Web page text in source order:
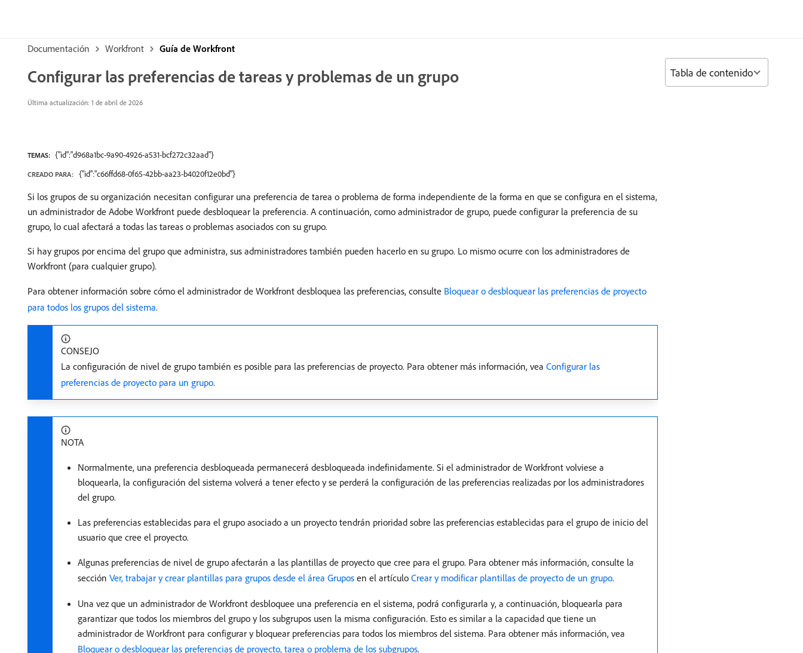
Documentación Workfront Guía de Workfront
Configurar las preferencias de tareas y problemas de un grupo
Última actualización: 1 de abril de 2026
TEMAS: {"id":"d968a1bc-9a90-4926-a531-bcf272c32aad"}
CREADO PARA: {"id":"c66ffd68-0f65-42bb-aa23-b4020f12e0bd"}
Si los grupos de su organización necesitan configurar una preferencia de tarea o problema de forma independiente de la forma en que se configura en el sistema,
un administrador de Adobe Workfront puede desbloquear la preferencia. A continuación, como administrador de grupo, puede configurar la preferencia de su
grupo, lo cual afectará a todas las tareas o problemas asociados con su grupo.
Si hay grupos por encima del grupo que administra, sus administradores también pueden hacerlo en su grupo. Lo mismo ocurre con los administradores de
Workfront (para cualquier grupo).
Para obtener información sobre cómo el administrador de Workfront desbloquea las preferencias, consulte Bloquear o desbloquear las preferencias de proyecto
para todos los grupos del sistema.
CONSEJO
La configuración de nivel de grupo también es posible para las preferencias de proyecto. Para obtener más información, vea Configurar las
preferencias de proyecto para un grupo.
NOTA
Normalmente, una preferencia desbloqueada permanecerá desbloqueada indefinidamente. Si el administrador de Workfront volviese a
bloquearla, la configuración del sistema volverá a tener efecto y se perderá la configuración de las preferencias realizadas por los administradores
del grupo.
Las preferencias establecidas para el grupo asociado a un proyecto tendrán prioridad sobre las preferencias establecidas para el grupo de inicio del
usuario que cree el proyecto.
Algunas preferencias de nivel de grupo afectarán a las plantillas de proyecto que cree para el grupo. Para obtener más información, consulte la
sección Ver, trabajar y crear plantillas para grupos desde el área Grupos en el artículo Crear y modificar plantillas de proyecto de un grupo.
Una vez que un administrador de Workfront desbloquee una preferencia en el sistema, podrá configurarla y, a continuación, bloquearla para
garantizar que todos los miembros del grupo y los subgrupos usen la misma configuración. Esto es similar a la capacidad que tiene un
administrador de Workfront para configurar y bloquear preferencias para todos los miembros del sistema. Para obtener más información, vea
Bloquear o desbloquear las preferencias de proyecto, tarea o problema de los subgrupos.
Tabla de contenido